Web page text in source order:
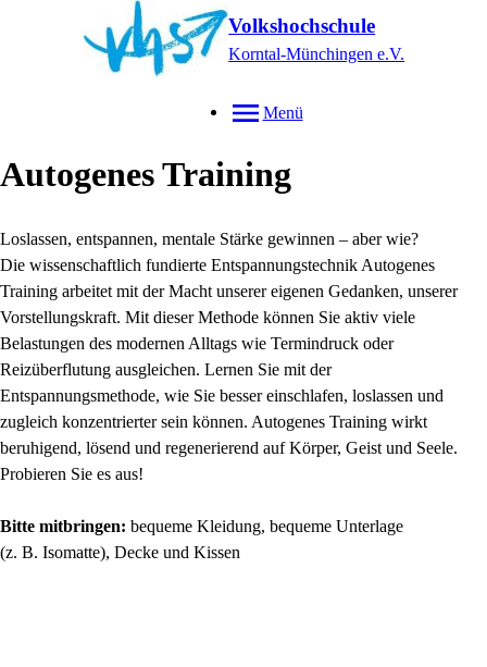
Volkshochschule
Korntal-Münchingen e.V.
Menü
Autogenes Training
Loslassen, entspannen, mentale Stärke gewinnen – aber wie?
Die wissenschaftlich fundierte Entspannungstechnik Autogenes
Training arbeitet mit der Macht unserer eigenen Gedanken, unserer
Vorstellungskraft. Mit dieser Methode können Sie aktiv viele
Belastungen des modernen Alltags wie Termindruck oder
Reizüberflutung ausgleichen. Lernen Sie mit der
Entspannungsmethode, wie Sie besser einschlafen, loslassen und
zugleich konzentrierter sein können. Autogenes Training wirkt
beruhigend, lösend und regenerierend auf Körper, Geist und Seele.
Probieren Sie es aus!
Bitte mitbringen: bequeme Kleidung, bequeme Unterlage
(z. B. Isomatte), Decke und Kissen